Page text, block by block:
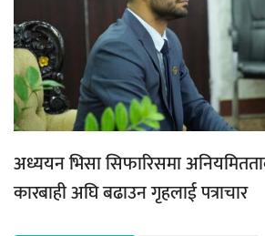
अध्ययन भिसा सिफारिसमा
कारबाही अघि बढाउन गृहलाई पत्राचार